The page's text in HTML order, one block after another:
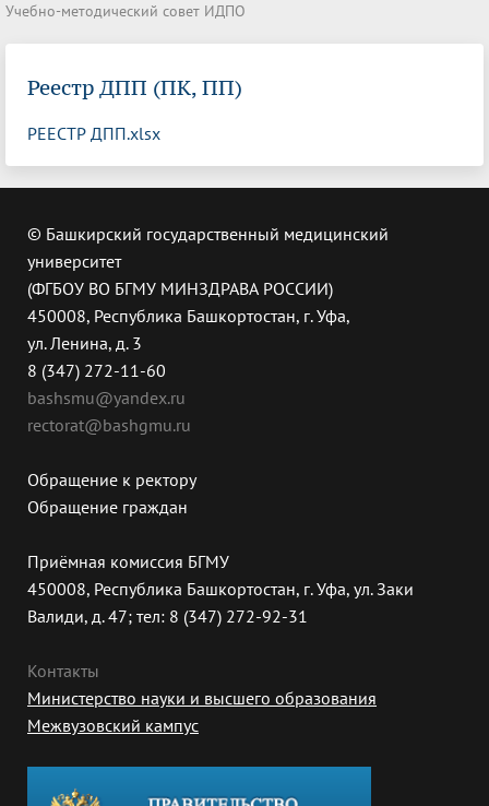
Учебно-методический совет ИДПО
Реестр ДПП (ПК, ПП)
РЕЕСТР ДПП.xlsx
© Башкирский государственный медицинский
университет
(ФГБОУ ВО БГМУ МИНЗДРАВА РОССИИ)
450008, Республика Башкортостан, г. Уфа,
ул. Ленина, д. 3
8 (347) 272-11-60
bashsmu@yandex.ru
rectorat@bashgmu.ru
Обращение к ректору
Обращение граждан
Приёмная комиссия БГМУ
450008, Республика Башкортостан, г. Уфа, ул. Заки
Валиди, д. 47; тел: 8 (347) 272-92-31
Контакты
Министерство науки и высшего образования
Межвузовский кампус